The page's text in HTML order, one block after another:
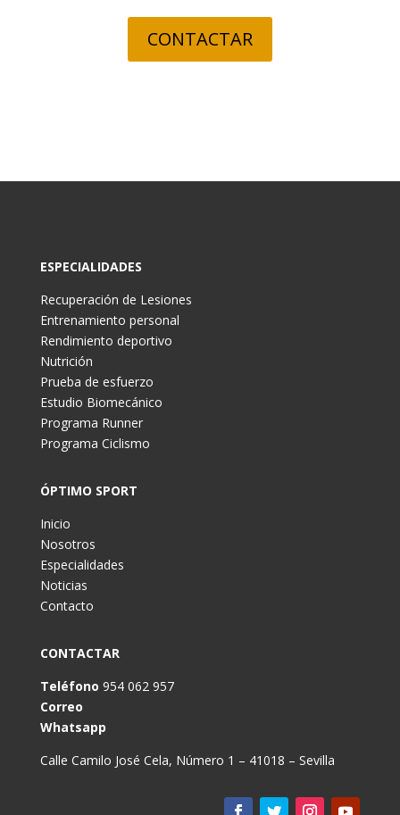
CONTACTAR
ESPECIALIDADES
Recuperación de Lesiones
Entrenamiento personal
Rendimiento deportivo
Nutrición
Prueba de esfuerzo
Estudio Biomecánico
Programa Runner
Programa Ciclismo
ÓPTIMO SPORT
Inicio
Nosotros
Especialidades
Noticias
Contacto
CONTACTAR
Teléfono 954 062 957
Correo
Whatsapp
Calle Camilo José Cela, Número 1 – 41018 – Sevilla